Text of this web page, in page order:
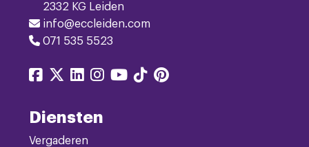
2332 KG Leiden
info@eccleiden.com
071 535 5523
Delen
via
Delen
via
Delen
via
Delen
via
Delen
via
Delen
via
Delen
Diensten
Vergaderen